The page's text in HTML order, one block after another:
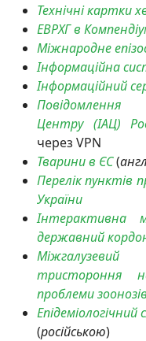
Технічні картки
ЕВРХГ в
Міжнародне
Інформаційна
Інформаційний
Повідомлення
Центру (ІАЦ)
через VPN
Тваринив ЄС(
Перелік пунктів
України
Інтерактивна
державний
тристороння
проблеми
Епідеміологічний
(російською)